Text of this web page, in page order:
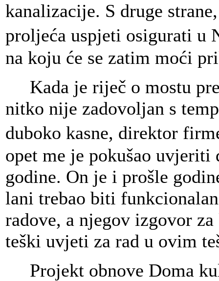
kanalizacije. S druge
proljeća uspjeti osigurati u
na koju će se zatim moći
Kada je riječ o mostu
nitko nije zadovoljan s
duboko kasne, direktor
opet me je pokušao
godine. On je i prošle
lani trebao biti
radove, a njegov izgovor
teški uvjeti za rad u ovim
Projekt obnove Doma